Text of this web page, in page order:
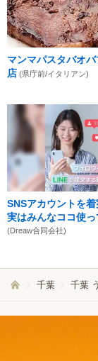
マンマパスタバオ
店 (県庁前/イタリアン)
SNSアカウントを着
実はみんなココ使っ
(Dreaw合同会社)
千葉 千葉